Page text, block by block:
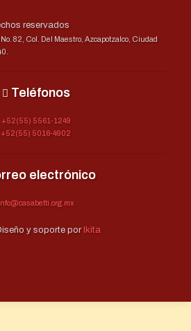
reservados
82, Col. Del Maestro, Azcapotzalco, Ciudad
Teléfonos
+52(55) 5561-1249
+52(55) 5016-4902
electrónico
y soporte por Ikita